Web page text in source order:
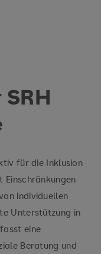
für die Inklusion
individuellen
Unterstützung in
eine
Beratung und